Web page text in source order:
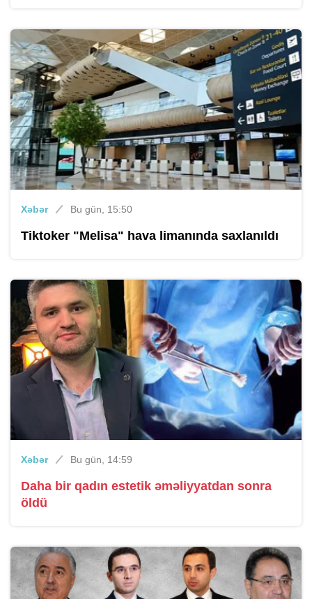
Xəbər Bu gün, 15:50
Tiktoker "Melisa" hava limanında saxlanıldı
Xəbər Bu gün, 14:59
Daha bir qadın estetik əməliyyatdan sonra
öldü